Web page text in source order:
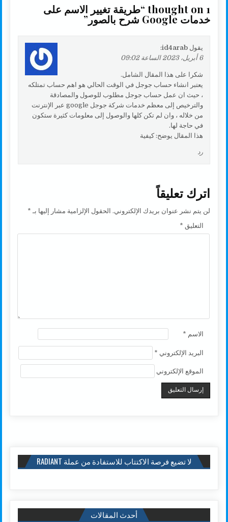
1 thought on “ طريقة تغيير الاسم على
خدمات Google شرح بالصور ”
يقول id4arab
:
6 أبريل، 2023 الساعة 09:02
شكرا على هذا المقال الشامل.
يعتبر انشاء حساب جوجل في الوقت الحالي هو اهم حساب تمتلكه
، حيث ان عمل حساب جوجل مطلوب للوصول والمصادقة
والترخيص إلى معظم خدمات شركة جوجل google عبر الإنترنت
من خلاله ، وان لم تكن كلها والوصول إلى معلومات كثيرة ستكون
في حاجة لها.
هذا المقال يوضح: كيفية
رد
اترك تعليقاً
لن يتم نشر عنوان بريدك الإلكتروني. الحقول الإلزامية مشار إليها بـ *
التعليق *
الاسم *
البريد الإلكتروني *
الموقع الإلكتروني
لا تضيع فرصة الاكتتاب للاستفادة من عملة RADIANT
أحدث المقالات